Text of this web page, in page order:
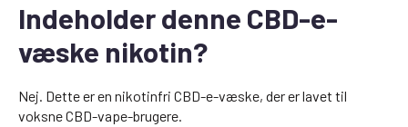
Indeholder denne CBD-e-
væske nikotin?
Nej. Dette er en nikotinfri CBD-e-væske, der er lavet til
voksne CBD-vape-brugere.